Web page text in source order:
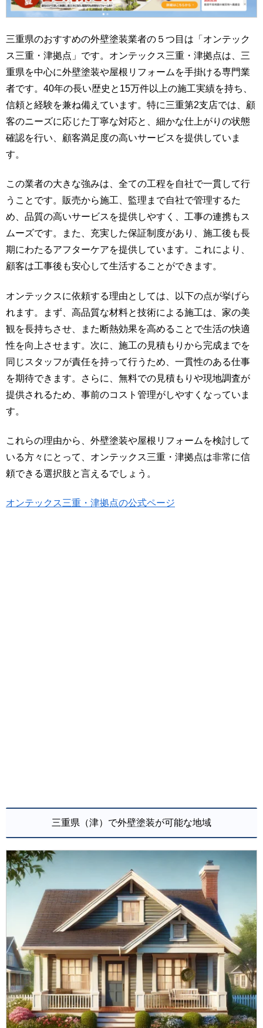
三重県のおすすめの外壁塗装業者の５つ目は「オンテック
ス三重・津拠点」です。オンテックス三重・津拠点は、三
重県を中心に外壁塗装や屋根リフォームを手掛ける専門業
者です。40年の長い歴史と15万件以上の施工実績を持ち、
信頼と経験を兼ね備えています。特に三重第2支店では、顧
客のニーズに応じた丁寧な対応と、細かな仕上がりの状態
確認を行い、顧客満足度の高いサービスを提供していま
す。
この業者の大きな強みは、全ての工程を自社で一貫して行
うことです。販売から施工、監理まで自社で管理するた
め、品質の高いサービスを提供しやすく、工事の連携もス
ムーズです。また、充実した保証制度があり、施工後も長
期にわたるアフターケアを提供しています。これにより、
顧客は工事後も安心して生活することができます。
オンテックスに依頼する理由としては、以下の点が挙げら
れます。まず、高品質な材料と技術による施工は、家の美
観を長持ちさせ、また断熱効果を高めることで生活の快適
性を向上させます。次に、施工の見積もりから完成までを
同じスタッフが責任を持って行うため、一貫性のある仕事
を期待できます。さらに、無料での見積もりや現地調査が
提供されるため、事前のコスト管理がしやすくなっていま
す。
これらの理由から、外壁塗装や屋根リフォームを検討して
いる方々にとって、オンテックス三重・津拠点は非常に信
頼できる選択肢と言えるでしょう。
オンテックス三重・津拠点の公式ページ
三重県（津）で外壁塗装が可能な地域